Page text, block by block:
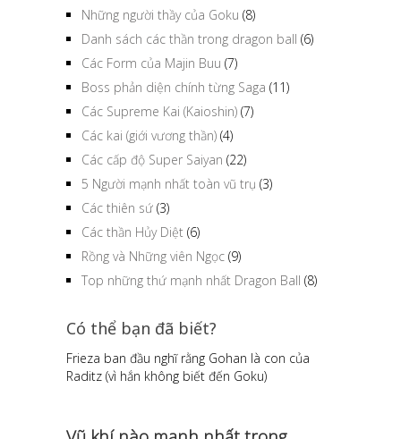
Những người thầy của Goku (8)
Danh sách các thần trong dragon ball (6)
Các Form của Majin Buu (7)
Boss phản diện chính từng Saga (11)
Các Supreme Kai (Kaioshin) (7)
Các kai (giới vương thần) (4)
Các cấp độ Super Saiyan (22)
5 Người mạnh nhất toàn vũ trụ (3)
Các thiên sứ (3)
Các thần Hủy Diệt (6)
Rồng và Những viên Ngọc (9)
Top những thứ mạnh nhất Dragon Ball (8)
Có thể bạn đã biết?
Frieza ban đầu nghĩ rằng Gohan là con của
Raditz (vì hắn không biết đến Goku)